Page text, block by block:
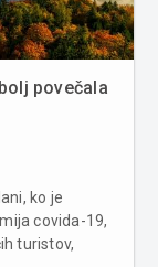
povečala
ko je
covida-19,
turistov,